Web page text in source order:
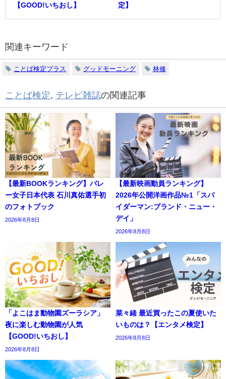
【GOOD!いちおし】
定】
関連キーワード
ことば検定プラス グッドモーニング 林修
ことば検定, テレビ雑誌の関連記事
【最新BOOKランキング】バレ
ー女子日本代表 石川真佑選手初
のフォトブック
2026年8月8日
【最新映画動員ランキング】
2026年公開洋画作品№1「スパ
イダーマン:ブランド・ニュー・
デイ」
2026年8月8日
「よこはま動物園ズーラシア」
夜に楽しむ動物園が人気
【GOOD!いちおし】
2026年8月8日
菜々緒 最近買ったこの夏使いた
いものは？【エンタメ検定】
2026年8月8日